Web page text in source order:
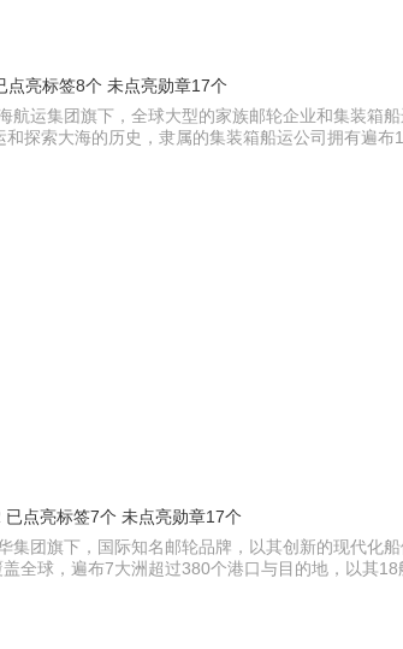
点亮标签8个 未点亮勋章17个
航运集团旗下，全球大型的家族邮轮企业和集装箱
探索大海的历史，隶属的集装箱船运公司拥有遍布
已点亮标签7个 未点亮勋章17个
集团旗下，国际知名邮轮品牌，以其创新的现代化
全球，遍布7大洲超过380个港口与目的地，以其